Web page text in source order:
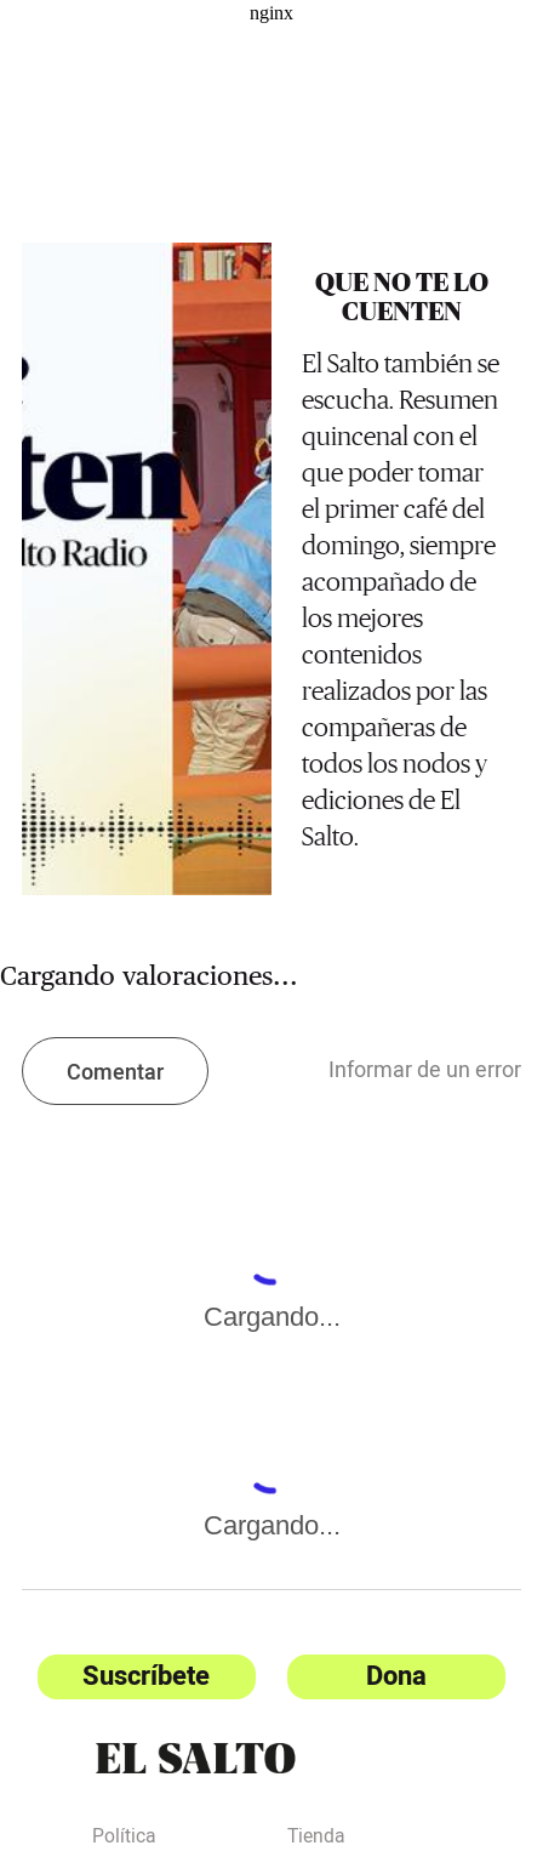
QUE NO TE LO
CUENTEN
El Salto también se
escucha. Resumen
quincenal con el
que poder tomar
el primer café del
domingo, siempre
acompañado de
los mejores
contenidos
realizados por las
compañeras de
todos los nodos y
ediciones de El
Salto.
Cargando valoraciones...
Comentar Informar de un error
Cargando...
Cargando...
Suscríbete Dona
Política
Tienda